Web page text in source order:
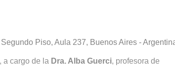
Piso, Aula 237, Buenos Aires -
, a cargo de la Dra. Alba Guerci, profesora de